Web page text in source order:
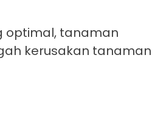
optimal, tanaman
kerusakan tanaman